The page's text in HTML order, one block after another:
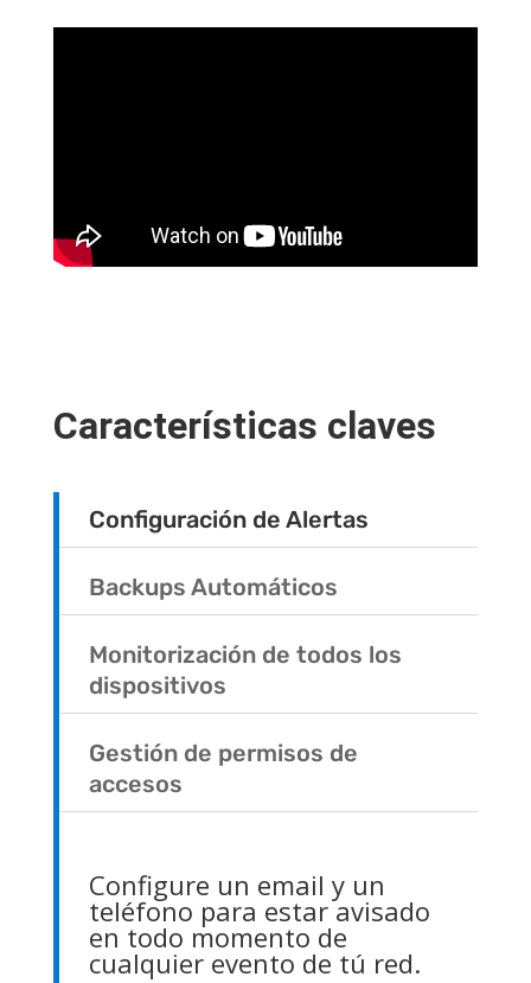
Características claves
Configuración de Alertas
Backups Automáticos
Monitorización de todos los
dispositivos
Gestión de permisos de
accesos
Configure un email y un
teléfono para estar avisado
en todo momento de
cualquier evento de tú red.